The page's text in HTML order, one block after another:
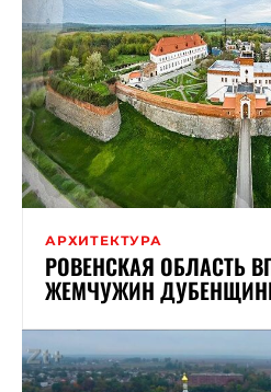
АРХИТЕКТУРА
РОВЕНСКАЯ ОБЛАСТЬ
ЖЕМЧУЖИН